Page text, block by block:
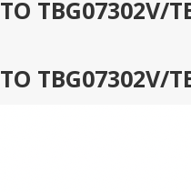
TBG07302V/
TBG07302V/